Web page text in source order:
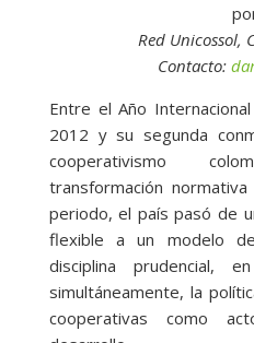
Red Unicossol,
Contacto:
Entre el Año
2012 y su segunda
cooperativismo
transformación
periodo, el país pasó de
flexible a un modelo
disciplina prudencial,
simultáneamente, la
cooperativas como